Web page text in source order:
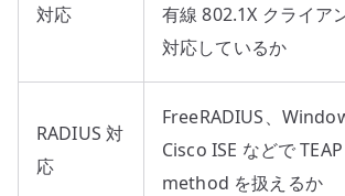
対応
有線 802.1X クライア
対応しているか
RADIUS 対
応
FreeRADIUS、
Cisco ISE などで
method を扱えるか